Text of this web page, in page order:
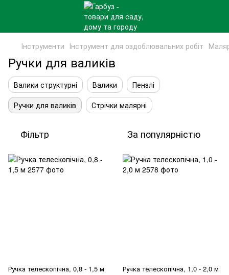
Інструменти Інструмент для оздоблювальних робіт
Ручки для валиків
Валики структурні Валики
Пензлі
Ручки для валиків
Стрічки малярні
Фільтр За популярністю
Ручка телескопічна, 0,8 - 1,5 м Ручка телескопічна, 1,0 - 2,0 м